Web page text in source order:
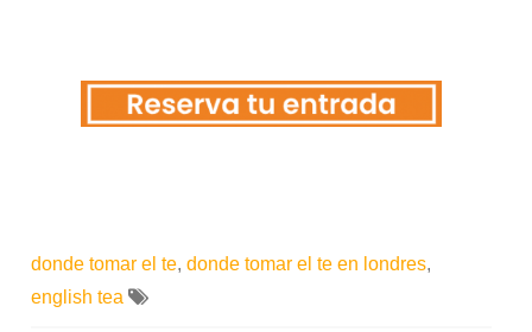
donde tomar el te,donde tomar el te en londres,
english tea